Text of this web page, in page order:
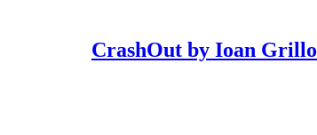
CrashOut by Ioan Grillo